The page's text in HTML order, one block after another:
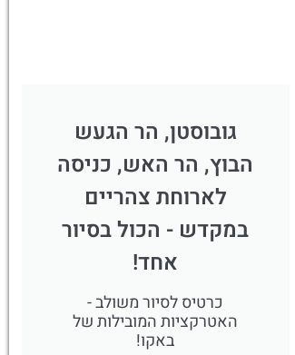
גובוסטן, הר הגעש
הבוץ, הר האש, כניסה
לארוחת צהריים
במקדש - הכול בסיור
אחד!
כרטיס לסיור משולב -
האטרקציות המובילות של
באקו!